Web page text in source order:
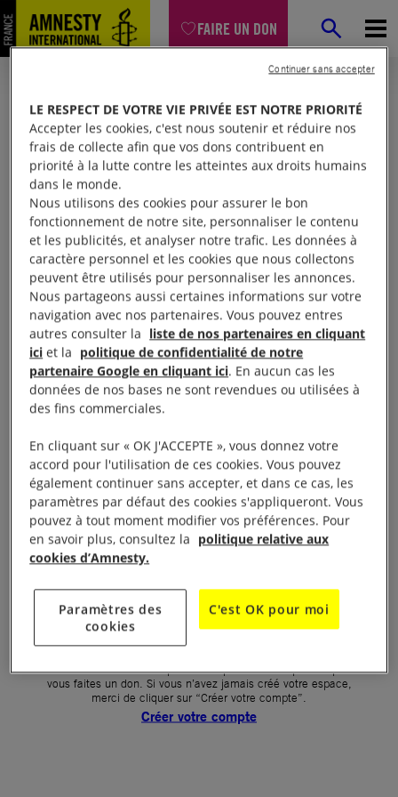
FAIRE UN DON
Mon espace
Connexion
Votre adresse email (obligatoire)
Mot de passe oublié ?
Un problème de connexion ?
Première connexion ?
La création de votre espace n’est pas automatique lorsque
vous faites un don. Si vous n’avez jamais créé votre espace,
merci de cliquer sur “Créer votre compte”.
Créer votre compte
LE RESPECT DE VOTRE VIE PRIVÉE EST NOTRE PRIORITÉ
Accepter les cookies, c'est nous soutenir et réduire nos
frais de collecte afin que vos dons contribuent en
priorité à la lutte contre les atteintes aux droits humains
dans le monde.
Nous utilisons des cookies pour assurer le bon
fonctionnement de notre site, personnaliser le contenu
et les publicités, et analyser notre trafic. Les données à
caractère personnel et les cookies que nous collectons
peuvent être utilisés pour personnaliser les annonces.
Nous partageons aussi certaines informations sur votre
navigation avec nos partenaires. Vous pouvez entres
autres consulter la liste de nos partenaires en cliquant
ici et la politique de confidentialité de notre
partenaire Google en cliquant ici. En aucun cas les
données de nos bases ne sont revendues ou utilisées à
des fins commerciales.
En cliquant sur « OK J'ACCEPTE », vous donnez votre
accord pour l'utilisation de ces cookies. Vous pouvez
également continuer sans accepter, et dans ce cas, les
paramètres par défaut des cookies s'appliqueront. Vous
pouvez à tout moment modifier vos préférences. Pour
en savoir plus, consultez la politique relative aux
cookies d’Amnesty.
Paramètres des
cookies
C'est OK pour moi
Continuer sans accepter